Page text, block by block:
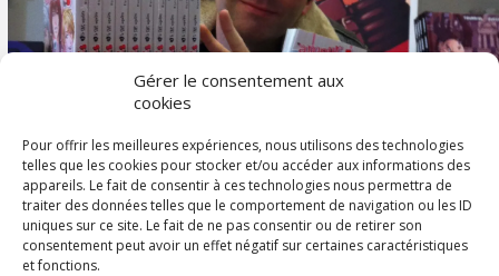
Gérer le consentement aux
cookies
Pour offrir les meilleures expériences, nous utilisons des technologies
telles que les cookies pour stocker et/ou accéder aux informations des
appareils. Le fait de consentir à ces technologies nous permettra de
traiter des données telles que le comportement de navigation ou les ID
uniques sur ce site. Le fait de ne pas consentir ou de retirer son
consentement peut avoir un effet négatif sur certaines caractéristiques
et fonctions.
Le scénariste Migoto Sen
Chu à Angoulême